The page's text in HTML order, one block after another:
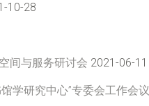
10-28
间与服务研讨会 2021-06-11
学研究中心”专委会工作会议